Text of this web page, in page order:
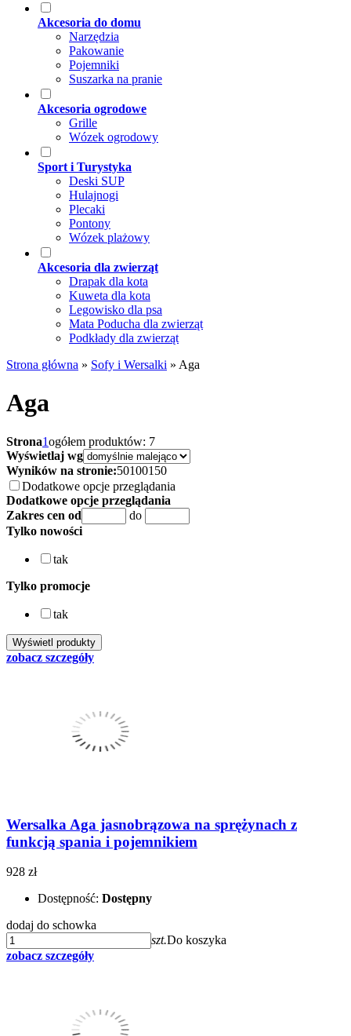
Akcesoria do domu
Narzędzia
Pakowanie
Pojemniki
Suszarka na pranie
Akcesoria ogrodowe
Grille
Wózek ogrodowy
Sport i Turystyka
Deski SUP
Hulajnogi
Plecaki
Pontony
Wózek plażowy
Akcesoria dla zwierząt
Drapak dla kota
Kuweta dla kota
Legowisko dla psa
Mata Poducha dla zwierząt
Podkłady dla zwierząt
Strona główna » Sofy i Wersalki » Aga
Aga
Strona1ogółem produktów: 7
Wyświetlaj wg
Wyników na stronie:50100150
Dodatkowe opcje przeglądania
Dodatkowe opcje przeglądania
Zakres cen od
do
Tylko nowości
tak
Tylko promocje
tak
zobacz szczegóły
Wersalka Aga jasnobrązowa na sprężynach z
funkcją spania i pojemnikiem
928 zł
Dostępność: Dostępny
dodaj do schowka
szt.Do koszyka
zobacz szczegóły